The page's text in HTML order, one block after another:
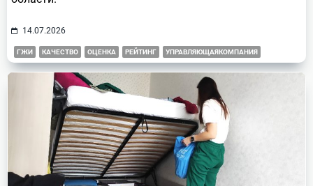
14.07.2026
ГЖИ КАЧЕСТВО ОЦЕНКА РЕЙТИНГ УПРАВЛЯЮЩАЯКОМПАНИЯ